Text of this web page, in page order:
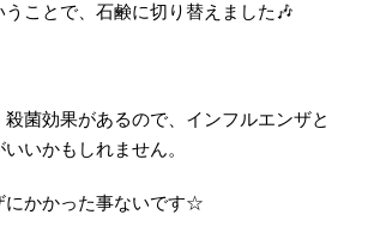
ことで、石鹸に切り替えました🎶
菌効果があるので、インフルエンザと
いかもしれません。
にかかった事ないです☆